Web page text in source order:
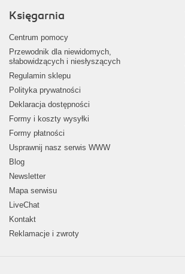
Księgarnia
Centrum pomocy
Przewodnik dla niewidomych,
słabowidzących i niesłyszących
Regulamin sklepu
Polityka prywatności
Deklaracja dostępności
Formy i koszty wysyłki
Formy płatności
Usprawnij nasz serwis WWW
Blog
Newsletter
Mapa serwisu
LiveChat
Kontakt
Reklamacje i zwroty